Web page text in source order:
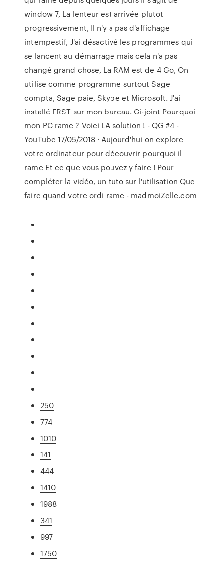
window 7, La lenteur est arrivée plutot
progressivement, Il n'y a pas d'affichage
intempestif, J'ai désactivé les programmes qui
se lancent au démarrage mais cela n'a pas
changé grand chose, La RAM est de 4 Go, On
utilise comme programme surtout Sage
compta, Sage paie, Skype et Microsoft. J'ai
installé FRST sur mon bureau. Ci-joint Pourquoi
mon PC rame ? Voici LA solution ! - QG #4 -
YouTube 17/05/2018 · Aujourd'hui on explore
votre ordinateur pour découvrir pourquoi il
rame Et ce que vous pouvez y faire ! Pour
compléter la vidéo, un tuto sur l'utilisation Que
faire quand votre ordi rame - madmoiZelle.com
250
774
1010
141
444
1410
1988
341
997
1750